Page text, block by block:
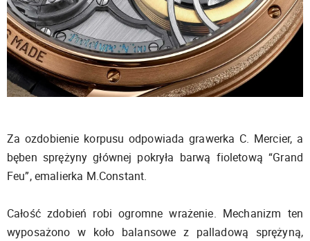
Za ozdobienie korpusu odpowiada grawerka C. Mercier, a
bęben sprężyny głównej pokryła barwą fioletową “Grand
Feu”, emalierka M.Constant.
Całość zdobień robi ogromne wrażenie. Mechanizm ten
wyposażono w koło balansowe z palladową sprężyną,